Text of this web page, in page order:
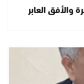
والأفق العابر